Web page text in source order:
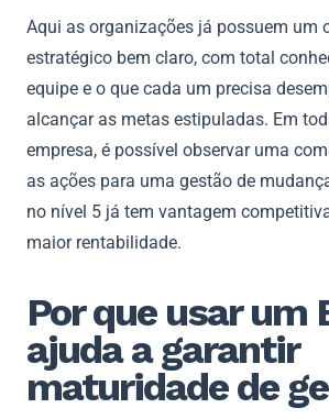
Aqui as organizações já possuem um
estratégico bem claro, com total
equipe e o que cada um precisa
alcançar as metas estipuladas. Em
empresa, é possível observar uma
as ações para uma gestão de
no nível 5 já tem vantagem
maior rentabilidade.
Por que usar um
ajuda a garantir
maturidade de